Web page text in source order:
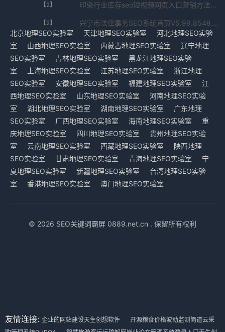
【2】 印染行业库存seo短视频网页入口营销方法SEO系统原生版V2.972.3386.467免费下载
【2】
兴宁市法律事务SEO系统首页V5.99.8548.83771免费下载
北京地理SEO实验室
天津地理SEO实验室
河北地理SEO实验
室
山西地理SEO实验室 内蒙古地理SEO实验室
辽宁地理
SEO实验室
吉林地理SEO实验室
黑龙江地理SEO实验
室
上海地理SEO实验室 江苏地理SEO实验室
浙江地理
SEO实验室
安徽地理SEO实验室 福建地理SEO实验室
江
西地理SEO实验室
山东地理SEO实验室
河南地理SEO实验
室
湖北地理SEO实验室 湖南地理SEO实验室
广东地理
SEO实验室
广西地理SEO实验室 海南地理SEO实验室
重
庆地理SEO实验室
四川地理SEO实验室
贵州地理SEO实验
室
云南地理SEO实验室 西藏地理SEO实验室
陕西地理
SEO实验室
甘肃地理SEO实验室 青海地理SEO实验室
宁
夏地理SEO实验室
新疆地理SEO实验室
台湾地理SEO实验
室
香港地理SEO实验室 澳门地理SEO实验室
© 2026 SEO关键词霸屏 0889.net.cn . 保留所有权利
友情连接: 企业的网站建设天生创想软件
开源粮食价格波动监测简道云采